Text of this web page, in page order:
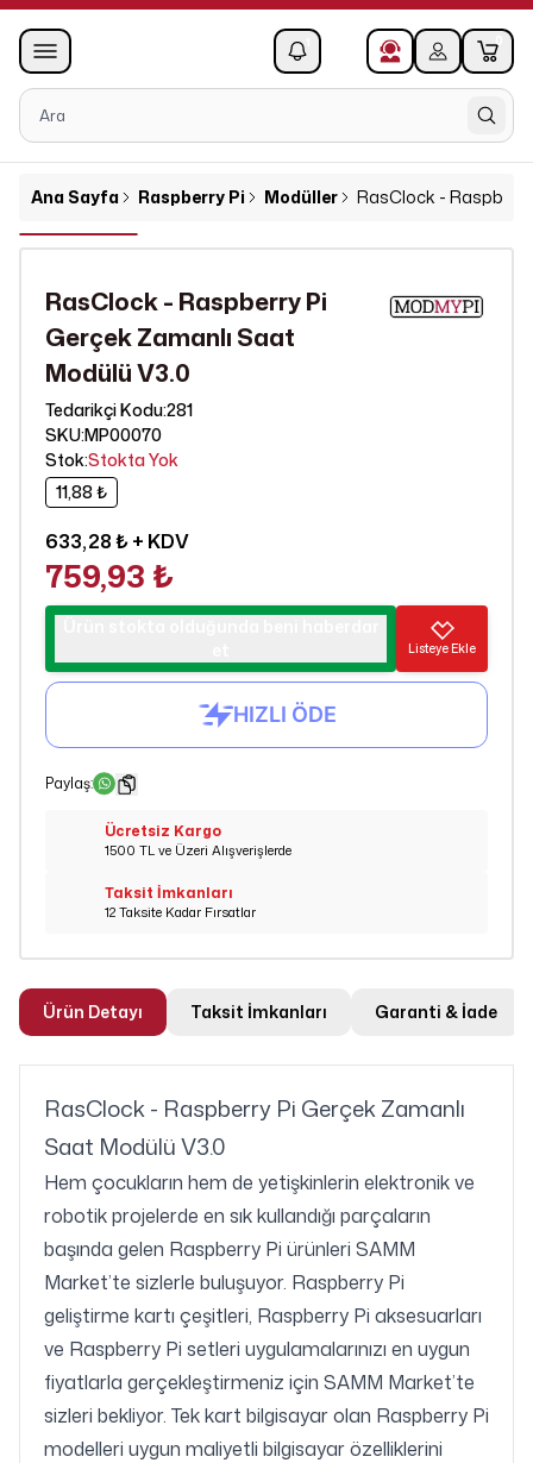
0
Ana Sayfa Raspberry Pi Modüller RasClock -
RasClock - Raspberry Pi
Gerçek Zamanlı Saat
Modülü V3.0
Tedarikçi Kodu:281
SKU:MP00070
Stok:Stokta Yok
11,88 ₺
633,28 ₺+ KDV
759,93 ₺
Listeye Ekle
Paylaş:
Ücretsiz Kargo
1500 TL ve Üzeri Alışverişlerde
Taksit İmkanları
12 Taksite Kadar Fırsatlar
Ürün Detayı Taksit İmkanları Garanti & İade
RasClock - Raspberry Pi Gerçek Zamanlı
Saat Modülü V3.0
Hem çocukların hem de yetişkinlerin elektronik ve
robotik projelerde en sık kullandığı parçaların
başında gelen Raspberry Pi ürünleri SAMM
Market’te sizlerle buluşuyor. Raspberry Pi
geliştirme kartı çeşitleri, Raspberry Pi aksesuarları
ve Raspberry Pi setleri uygulamalarınızı en uygun
fiyatlarla gerçekleştirmeniz için SAMM Market’te
sizleri bekliyor. Tek kart bilgisayar olan Raspberry Pi
modelleri uygun maliyetli bilgisayar özelliklerini